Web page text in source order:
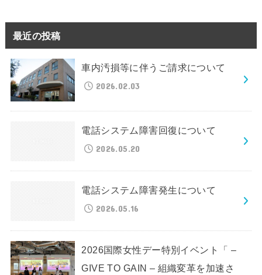
最近の投稿
車内汚損等に伴うご請求について
2026.02.03
電話システム障害回復について
2026.05.20
電話システム障害発生について
2026.05.16
2026国際女性デー特別イベント「 –
GIVE TO GAIN – 組織変革を加速さ